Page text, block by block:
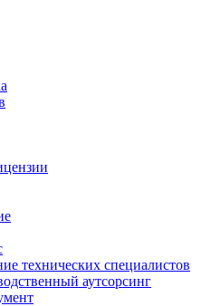
технических специалистов
аутсорсинг